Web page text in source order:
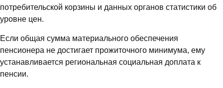
потребительской корзины и данных органов статистики об
уровне цен.
Если общая сумма материального обеспечения
пенсионера не достигает прожиточного минимума, ему
устанавливается региональная социальная доплата к
пенсии.